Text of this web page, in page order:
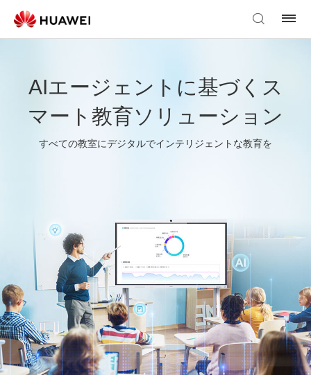
AIエージェントに基づくス
マート教育ソリューション
すべての教室にデジタルでインテリジェントな教育を